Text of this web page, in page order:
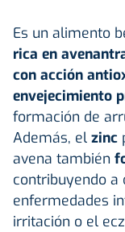
Es un alimento
rica en
con acción
envejecimiento
formación de
Además, el zinc
avena también
contribuyendo
enfermedades
irritación o el